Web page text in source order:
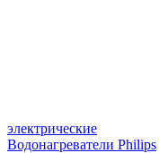
электрические
Водонагреватели Philips